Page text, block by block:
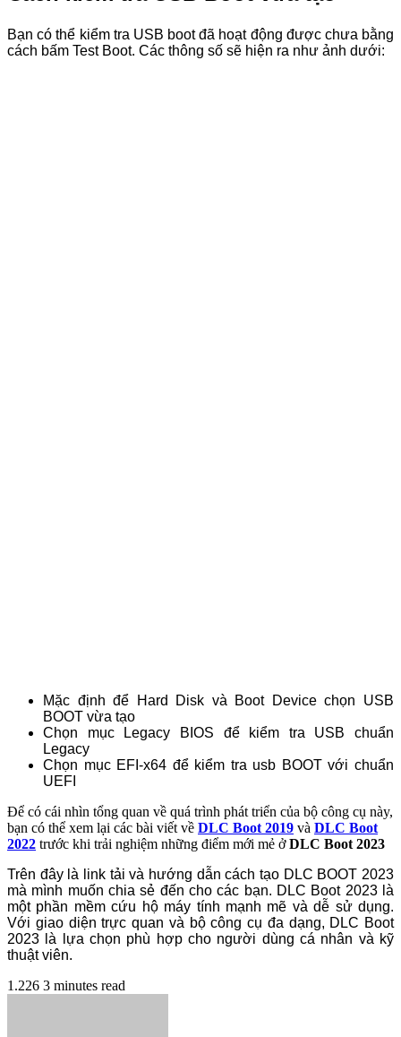
Bạn có thể kiểm tra USB boot đã hoạt động được chưa bằng
cách bấm Test Boot. Các thông số sẽ hiện ra như ảnh dưới:
Mặc định để Hard Disk và Boot Device chọn USB
BOOT vừa tạo
Chọn mục Legacy BIOS để kiểm tra USB chuẩn
Legacy
Chọn mục EFI-x64 để kiểm tra usb BOOT với chuẩn
UEFI
Để có cái nhìn tổng quan về quá trình phát triển của bộ công cụ này,
bạn có thể xem lại các bài viết về DLC Boot 2019 và DLC Boot
2022 trước khi trải nghiệm những điểm mới mẻ ởDLC Boot 2023
Trên đây là link tải và hướng dẫn cách tạo DLC BOOT 2023
mà mình muốn chia sẻ đến cho các bạn. DLC Boot 2023 là
một phần mềm cứu hộ máy tính mạnh mẽ và dễ sử dụng.
Với giao diện trực quan và bộ công cụ đa dạng, DLC Boot
2023 là lựa chọn phù hợp cho người dùng cá nhân và kỹ
thuật viên.
1.226 3 minutes read